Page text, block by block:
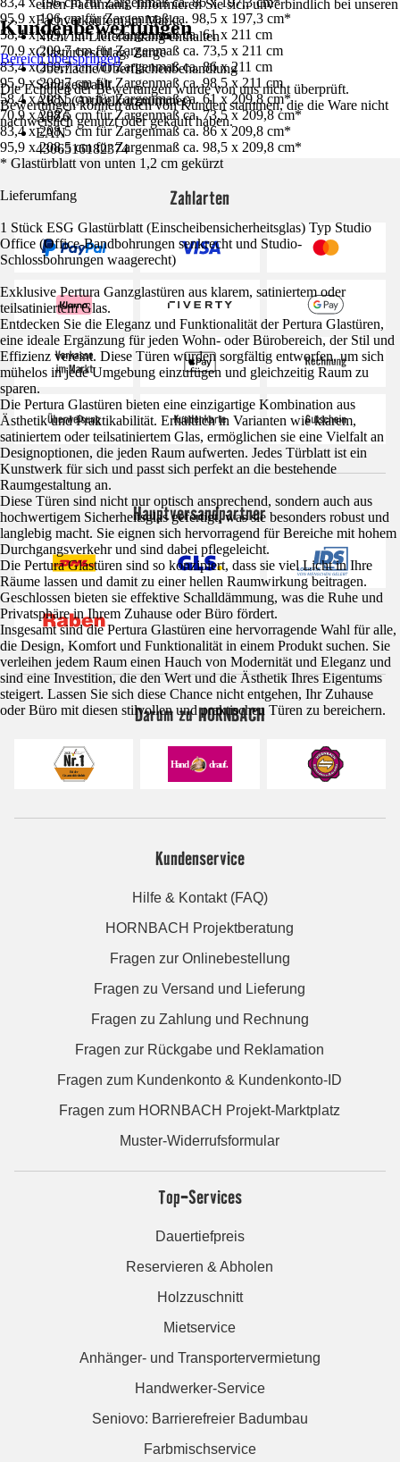
einen Fachmann. Informieren Sie sich unverbindlich bei unseren
Fachverkäufern im Markt.
Nicht im Lieferumfang enthalten
Glastürbeschlag, Zarge
Oberfläche/Oberflächenbehandlung
Sandgestrahlt
AKN (Artikelkurznummer)
A8Z6
EAN
4306516182374
95,9 x 196 cm für Zargenmaß ca. 98,5 x 197,3 cm*
58,4 x 209,7 cm für Zargenmaß ca. 61 x 211 cm
70,9 x 209,7 cm für Zargenmaß ca. 73,5 x 211 cm
83,4 x 209,7 cm für Zargenmaß ca. 86 x 211 cm
95,9 x 209,7 cm für Zargenmaß ca. 98,5 x 211 cm
58,4 x 208,5 cm für Zargenmaß ca. 61 x 209,8 cm*
70,9 x 208,5 cm für Zargenmaß ca. 73,5 x 209,8 cm*
83,4 x 208,5 cm für Zargenmaß ca. 86 x 209,8 cm*
95,9 x 208,5 cm für Zargenmaß ca. 98,5 x 209,8 cm*
* Glastürblatt von unten 1,2 cm gekürzt
Lieferumfang
1 Stück ESG Glastürblatt (Einscheibensicherheitsglas) Typ Studio
Office (Office-Bandbohrungen senkrecht und Studio-
Schlossbohrungen waagerecht)
Exklusive Pertura Ganzglastüren aus klarem, satiniertem oder
teilsatiniertem Glas.
Entdecken Sie die Eleganz und Funktionalität der Pertura Glastüren,
eine ideale Ergänzung für jeden Wohn- oder Bürobereich, der Stil und
Effizienz vereint. Diese Türen wurden sorgfältig entworfen, um sich
mühelos in jede Umgebung einzufügen und gleichzeitig Raum zu
sparen.
Die Pertura Glastüren bieten eine einzigartige Kombination aus
Ästhetik und Praktikabilität. Erhältlich in Varianten wie klarem,
satiniertem oder teilsatiniertem Glas, ermöglichen sie eine Vielfalt an
Designoptionen, die jeden Raum aufwerten. Jedes Türblatt ist ein
Kunstwerk für sich und passt sich perfekt an die bestehende
Raumgestaltung an.
Diese Türen sind nicht nur optisch ansprechend, sondern auch aus
hochwertigem Sicherheitsglas gefertigt, was sie besonders robust und
langlebig macht. Sie eignen sich hervorragend für Bereiche mit hohem
Durchgangsverkehr und sind dabei pflegeleicht.
Die Pertura Glastüren sind so konzipiert, dass sie viel Licht in Ihre
Räume lassen und damit zu einer hellen Raumwirkung beitragen.
Geschlossen bieten sie effektive Schalldämmung, was die Ruhe und
Privatsphäre in Ihrem Zuhause oder Büro fördert.
Insgesamt sind die Pertura Glastüren eine hervorragende Wahl für alle,
die Design, Komfort und Funktionalität in einem Produkt suchen. Sie
verleihen jedem Raum einen Hauch von Modernität und Eleganz und
sind eine Investition, die den Wert und die Ästhetik Ihres Eigentums
steigert. Lassen Sie sich diese Chance nicht entgehen, Ihr Zuhause
oder Büro mit diesen stilvollen und praktischen Türen zu bereichern.
Kundenbewertungen
Bereich überspringen
Die Echtheit der Bewertungen wurde von uns nicht überprüft.
Bewertungen können auch von Kunden stammen, die die Ware nicht
nachweislich genutzt oder gekauft haben.
Zahlarten
Hauptversandpartner
Darum zu HORNBACH
Kundenservice
Hilfe & Kontakt (FAQ)
HORNBACH Projektberatung
Fragen zur Onlinebestellung
Fragen zu Versand und Lieferung
Fragen zu Zahlung und Rechnung
Fragen zur Rückgabe und Reklamation
Fragen zum Kundenkonto & Kundenkonto-ID
Fragen zum HORNBACH Projekt-Marktplatz
Muster-Widerrufsformular
Top-Services
Dauertiefpreis
Reservieren & Abholen
Holzzuschnitt
Mietservice
Anhänger- und Transportervermietung
Handwerker-Service
Seniovo: Barrierefreier Badumbau
Farbmischservice